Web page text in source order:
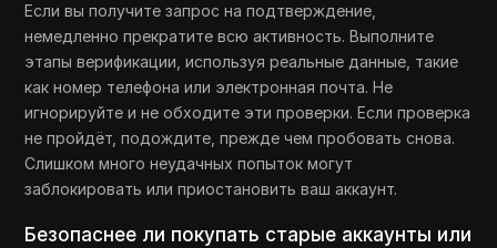
Если вы получите запрос на подтверждение,
немедленно прекратите всю активность. Выполните
этапы верификации, используя реальные данные, такие
как номер телефона или электронная почта. Не
игнорируйте и не обходите эти проверки. Если проверка
не пройдёт, подождите, прежде чем пробовать снова.
Слишком много неудачных попыток могут
заблокировать или приостановить ваш аккаунт.
Безопаснее ли покупать старые аккаунты или